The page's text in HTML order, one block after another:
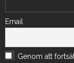
Email
Genom att